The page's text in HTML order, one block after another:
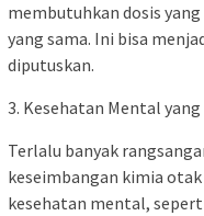
membutuhkan dosis
yang sama. Ini bisa
diputuskan.
3. Kesehatan Mental yang
Terlalu banyak
keseimbangan kimia
kesehatan mental,